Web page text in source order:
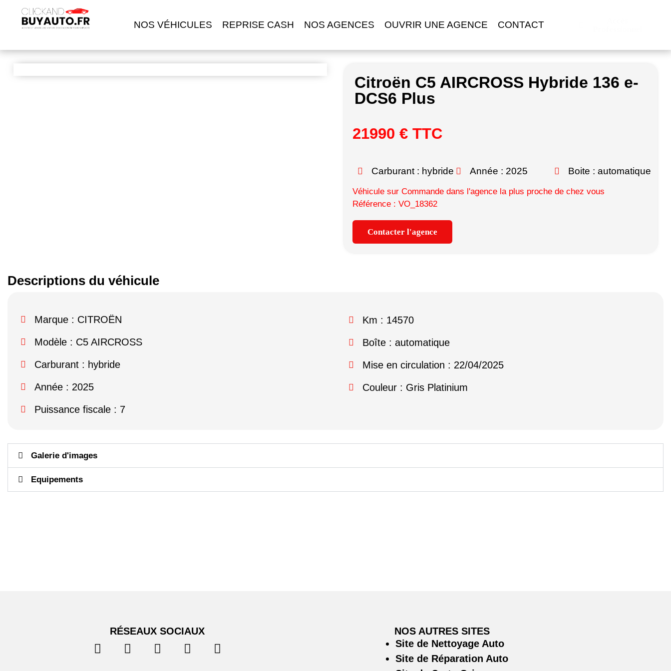
NOS VÉHICULES REPRISE CASH NOS AGENCES OUVRIR UNE AGENCE CONTACT
Citroën C5 AIRCROSS Hybride 136 e-
DCS6 Plus
21990 € TTC
Carburant : hybride Année : 2025 Boite : automatique
Véhicule sur Commande dans l'agence la plus proche de chez vous
Référence : VO_18362
Contacter l'agence
Descriptions du véhicule
Marque : CITROËN
Modèle : C5 AIRCROSS
Carburant : hybride
Année : 2025
Puissance fiscale : 7
Km : 14570
Boîte : automatique
Mise en circulation : 22/04/2025
Couleur : Gris Platinium
Galerie d'images
Equipements
RÉSEAUX SOCIAUX
NOS AUTRES SITES
Site de Nettoyage Auto
Site de Réparation Auto